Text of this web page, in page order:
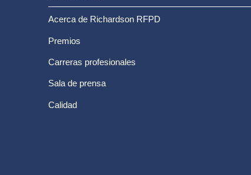
Acerca de Richardson RFPD
Premios
Carreras profesionales
Sala de prensa
Calidad